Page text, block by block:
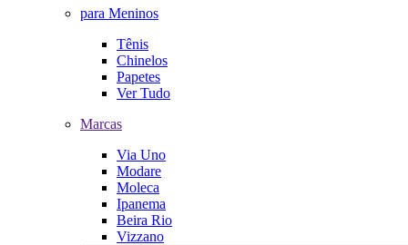
para Meninos
Tênis
Chinelos
Papetes
Ver Tudo
Marcas
Via Uno
Modare
Moleca
Ipanema
Beira Rio
Vizzano